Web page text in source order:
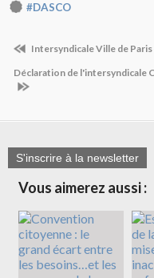
#DASCO
Intersyndicale Ville de
Déclaration de l'intersyndicale
S'inscrire à la newsletter
Vous aimerez aussi :